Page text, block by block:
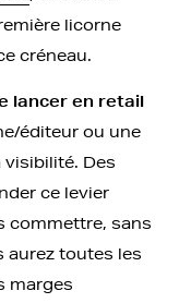
licorne
créneau.
lancer en retail
éditeur ou une
Des
ce levier
commettre, sans
aurez toutes les
marges